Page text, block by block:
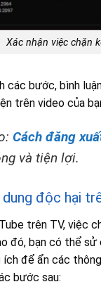
Xác nhận việc chặn
các bước, bình
trên video của
Cách đăng
và tiện lợi.
dung độc hại
trên TV, việc
đó, bạn có thể sử
để ẩn các
bước sau: